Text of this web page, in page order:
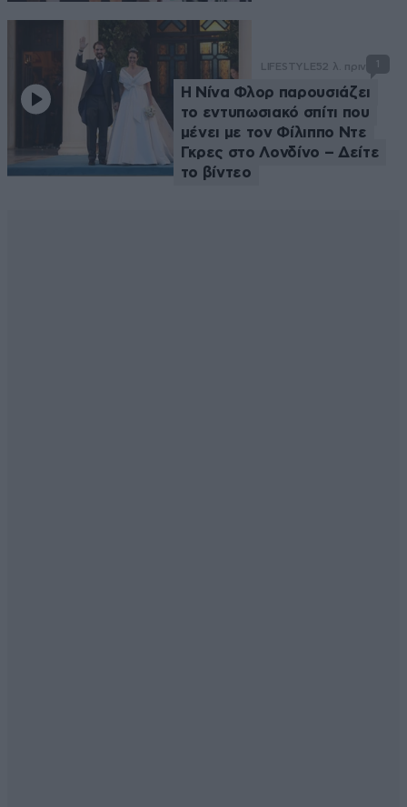
LIFESTYLE52 λ. πριν 1
Η Νίνα Φλορ παρουσιάζει
το εντυπωσιακό σπίτι που
μένει με τον Φίλιππο Ντε
Γκρες στο Λονδίνο – Δείτε
το βίντεο